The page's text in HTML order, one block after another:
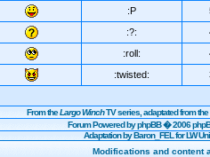
:P
:?:
:roll:
:twisted:
From theLargo WinchTV series, adaptated from
Forum Powered byphpBB� 2006
Adaptation by Baron_FEL for LW
Modifications and content